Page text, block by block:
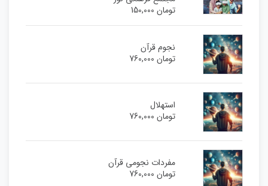
تومان150,000
نجوم قرآن
تومان760,000
استهلال
تومان760,000
مفردات نجومی قرآن
تومان760,000